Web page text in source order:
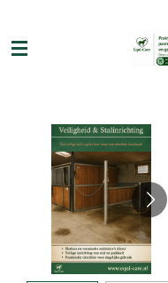
direct
naar